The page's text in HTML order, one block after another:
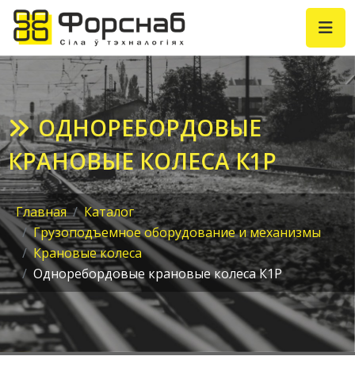
ОДНОРЕБОРДОВЫЕ
КРАНОВЫЕ КОЛЕСА К1Р
Главная
Каталог
Грузоподъемное оборудование и механизмы
Крановые колеса
Одноребордовые крановые колеса К1Р